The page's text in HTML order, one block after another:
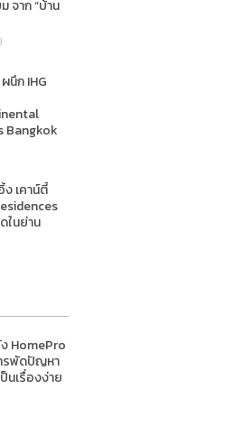
จาก “บ้าน
นึก IHG
Bangkok
เคาน์ตี้
ในย่าน
ง HomePro
รพัดปัญหา
นเรื่องง่าย